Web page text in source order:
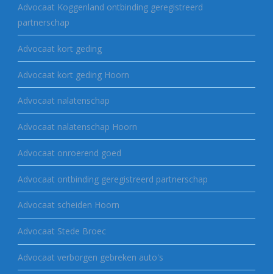
Advocaat Koggenland ontbinding geregistreerd
partnerschap
Advocaat kort geding
Advocaat kort geding Hoorn
Advocaat nalatenschap
Advocaat nalatenschap Hoorn
Advocaat onroerend goed
Advocaat ontbinding geregistreerd partnerschap
Advocaat scheiden Hoorn
Advocaat Stede Broec
Advocaat verborgen gebreken auto's